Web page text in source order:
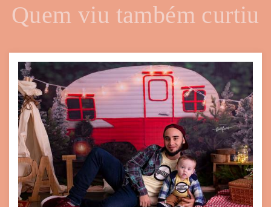
Quem viu também curtiu